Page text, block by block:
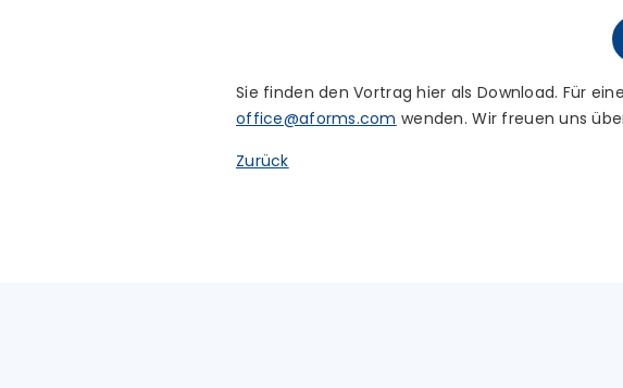
Sie finden den Vortrag hier als Download. Für
office@aforms.com wenden. Wir freuen uns
Zurück